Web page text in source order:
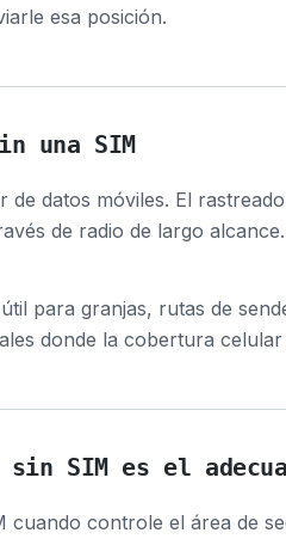
esa posición.
una SIM
de datos móviles. El
de radio de largo
para granjas, rutas de
donde la cobertura
sin SIM es el
cuando controle el área de